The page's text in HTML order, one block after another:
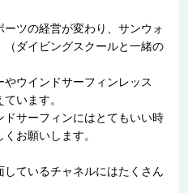
ツの経営が変わり、サンウォ
ダイビングスクールと一緒の
ウインドサーフィンレッス
います。
サーフィンにはとてもいい時
お願いします。
ているチャネルにはたくさん